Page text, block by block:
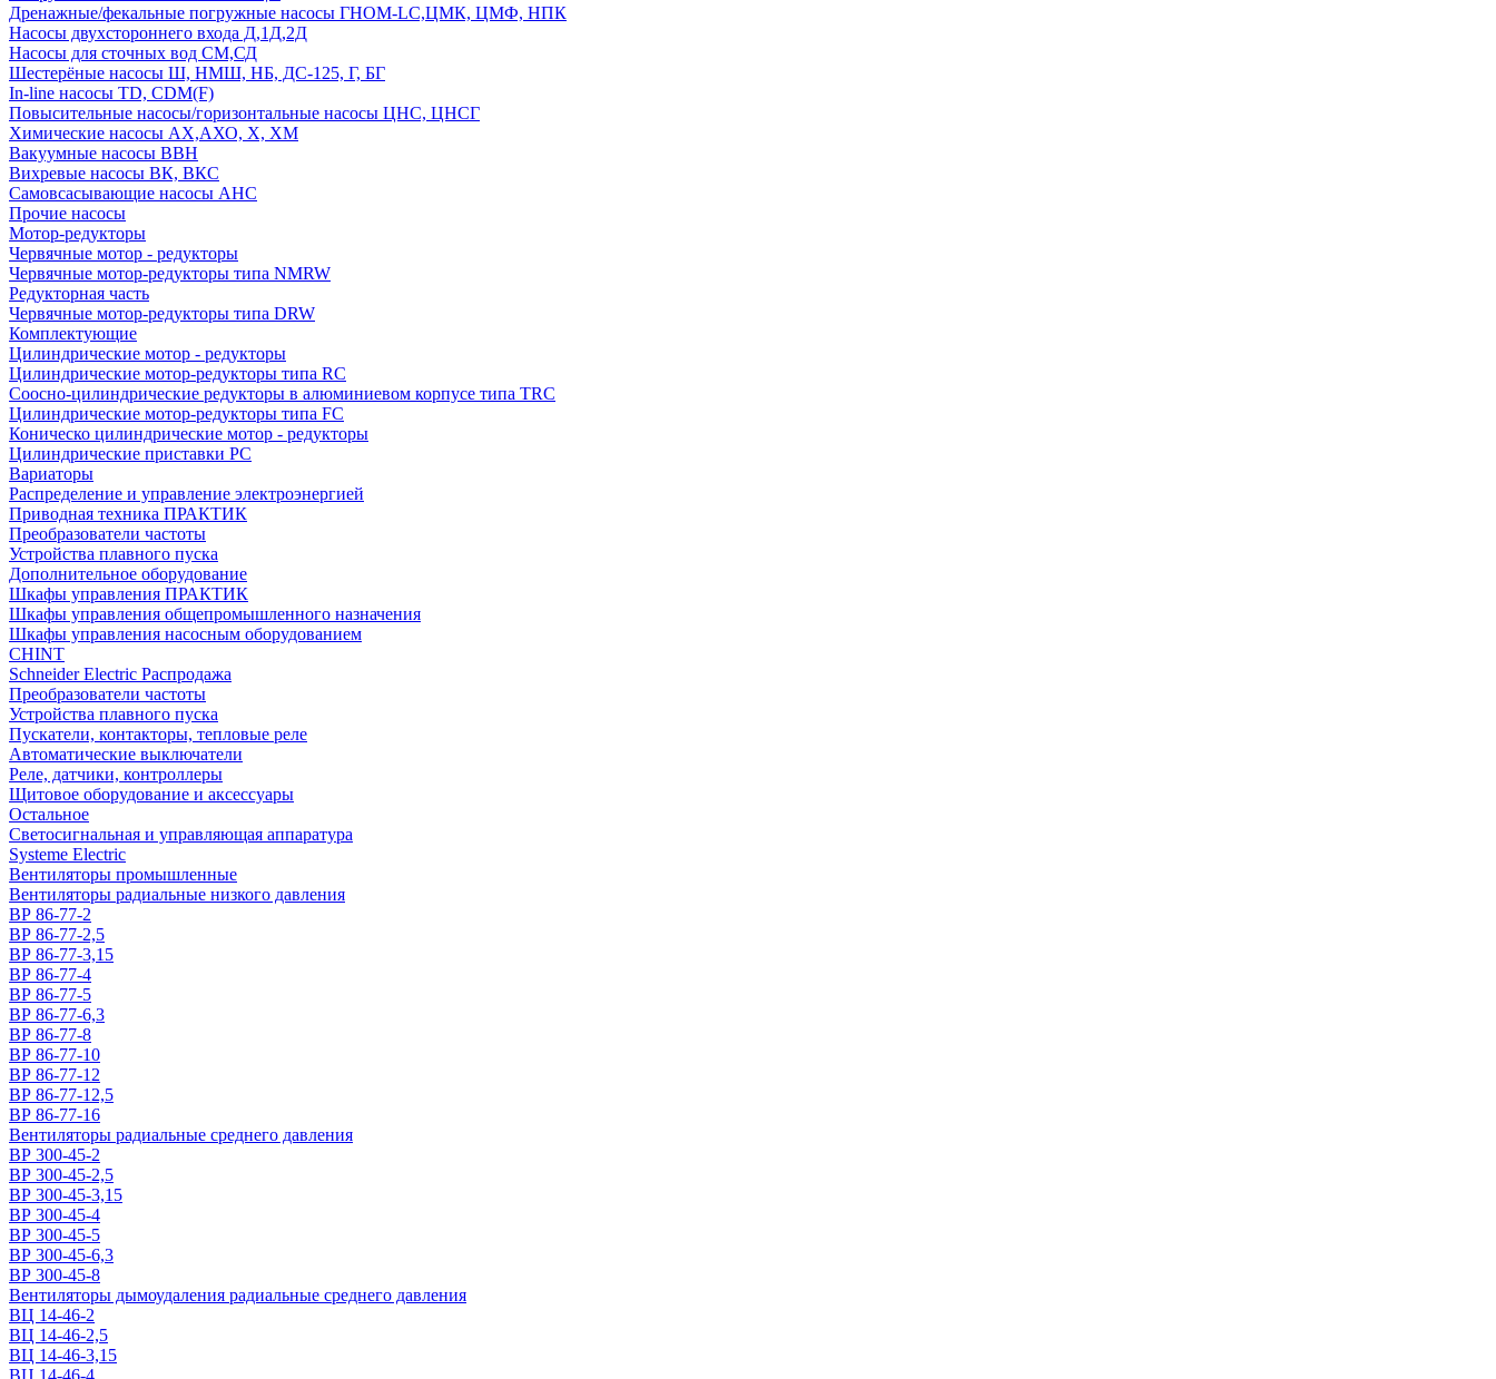
Дренажные/фекальные погружные насосы ГНОМ-LC,ЦМК, ЦМФ, НПК
Насосы двухстороннего входа Д,1Д,2Д
Насосы для сточных вод СМ,СД
Шестерёные насосы Ш, НМШ, НБ, ДС-125, Г, БГ
In-line насосы TD, CDM(F)
Повысительные насосы/горизонтальные насосы ЦНС, ЦНСГ
Химические насосы АХ,АХО, Х, ХМ
Вакуумные насосы ВВН
Вихревые насосы ВК, ВКС
Самовсасывающие насосы АНС
Прочие насосы
Мотор-редукторы
Червячные мотор - редукторы
Червячные мотор-редукторы типа NMRW
Редукторная часть
Червячные мотор-редукторы типа DRW
Комплектующие
Цилиндрические мотор - редукторы
Цилиндрические мотор-редукторы типа RC
Соосно-цилиндрические редукторы в алюминиевом корпусе типа TRC
Цилиндрические мотор-редукторы типа FC
Коническо цилиндрические мотор - редукторы
Цилиндрические приставки PC
Вариаторы
Распределение и управление электроэнергией
Приводная техника ПРАКТИК
Преобразователи частоты
Устройства плавного пуска
Дополнительное оборудование
Шкафы управления ПРАКТИК
Шкафы управления общепромышленного назначения
Шкафы управления насосным оборудованием
CHINT
Schneider Electric Распродажа
Преобразователи частоты
Устройства плавного пуска
Пускатели, контакторы, тепловые реле
Автоматические выключатели
Реле, датчики, контроллеры
Щитовое оборудование и аксессуары
Остальное
Светосигнальная и управляющая аппаратура
Systeme Electric
Вентиляторы промышленные
Вентиляторы радиальные низкого давления
ВР 86-77-2
ВР 86-77-2,5
ВР 86-77-3,15
ВР 86-77-4
ВР 86-77-5
ВР 86-77-6,3
ВР 86-77-8
ВР 86-77-10
ВР 86-77-12
ВР 86-77-12,5
ВР 86-77-16
Вентиляторы радиальные среднего давления
ВР 300-45-2
ВР 300-45-2,5
ВР 300-45-3,15
ВР 300-45-4
ВР 300-45-5
ВР 300-45-6,3
ВР 300-45-8
Вентиляторы дымоудаления радиальные среднего давления
ВЦ 14-46-2
ВЦ 14-46-2,5
ВЦ 14-46-3,15
ВЦ 14-46-4